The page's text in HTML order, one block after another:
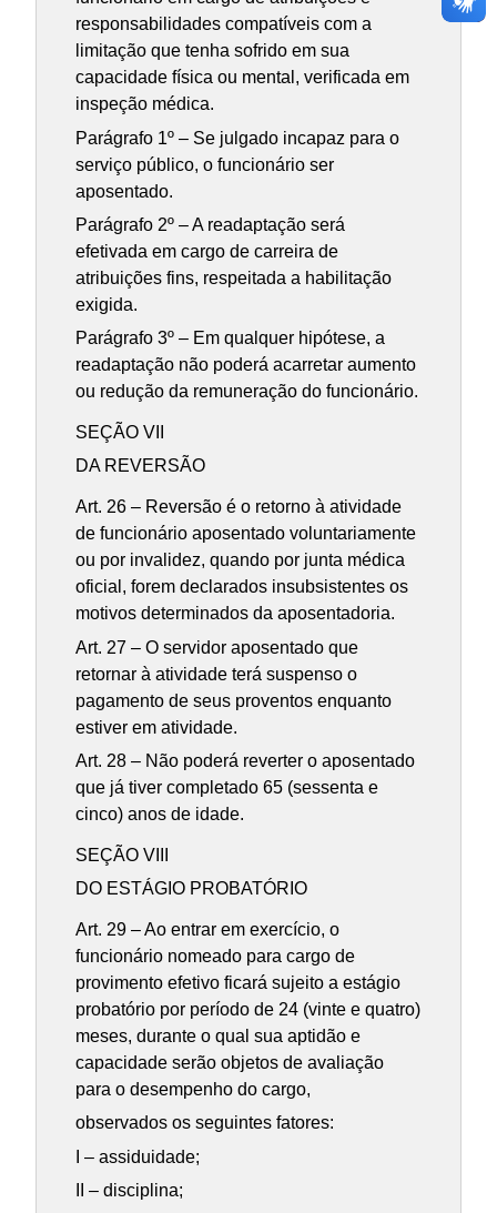
responsabilidades compatíveis com a
limitação que tenha sofrido em sua
capacidade física ou mental, verificada em
inspeção médica.
Parágrafo 1º – Se julgado incapaz para o
serviço público, o funcionário ser
aposentado.
Parágrafo 2º – A readaptação será
efetivada em cargo de carreira de
atribuições fins, respeitada a habilitação
exigida.
Parágrafo 3º – Em qualquer hipótese, a
readaptação não poderá acarretar aumento
ou redução da remuneração do funcionário.
SEÇÃO VII
DA REVERSÃO
Art. 26 – Reversão é o retorno à atividade
de funcionário aposentado voluntariamente
ou por invalidez, quando por junta médica
oficial, forem declarados insubsistentes os
motivos determinados da aposentadoria.
Art. 27 – O servidor aposentado que
retornar à atividade terá suspenso o
pagamento de seus proventos enquanto
estiver em atividade.
Art. 28 – Não poderá reverter o aposentado
que já tiver completado 65 (sessenta e
cinco) anos de idade.
SEÇÃO VIII
DO ESTÁGIO PROBATÓRIO
Art. 29 – Ao entrar em exercício, o
funcionário nomeado para cargo de
provimento efetivo ficará sujeito a estágio
probatório por período de 24 (vinte e quatro)
meses, durante o qual sua aptidão e
capacidade serão objetos de avaliação
para o desempenho do cargo,
observados os seguintes fatores:
I – assiduidade;
II – disciplina;